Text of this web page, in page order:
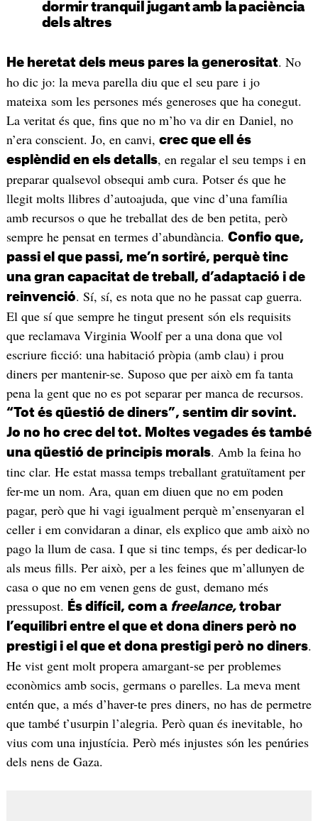
dormir tranquil jugant amb la paciència
dels altres
He heretat dels meus pares la generositat. No
ho dic jo: la meva parella diu que el seu pare i jo
mateixa som les persones més generoses que ha conegut.
La veritat és que, fins que no m’ho va dir en Daniel, no
n’era conscient. Jo, en canvi, crec que ell és
esplèndid en els detalls, en regalar el seu temps i en
preparar qualsevol obsequi amb cura. Potser és que he
llegit molts llibres d’autoajuda, que vinc d’una família
amb recursos o que he treballat des de ben petita, però
sempre he pensat en termes d’abundància. Confio que,
passi el que passi, me’n sortiré, perquè tinc
una gran capacitat de treball, d’adaptació i de
reinvenció. Sí, sí, es nota que no he passat cap guerra.
El que sí que sempre he tingut present són els requisits
que reclamava Virginia Woolf per a una dona que vol
escriure ficció: una habitació pròpia (amb clau) i prou
diners per mantenir-se. Suposo que per això em fa tanta
pena la gent que no es pot separar per manca de recursos.
“Tot és qüestió de diners”, sentim dir sovint.
Jo no ho crec del tot. Moltes vegades és també
una qüestió de principis morals. Amb la feina ho
tinc clar. He estat massa temps treballant gratuïtament per
fer-me un nom. Ara, quan em diuen que no em poden
pagar, però que hi vagi igualment perquè m’ensenyaran el
celler i em convidaran a dinar, els explico que amb això no
pago la llum de casa. I que si tinc temps, és per dedicar-lo
als meus fills. Per això, per a les feines que m’allunyen de
casa o que no em venen gens de gust, demano més
pressupost.
És difícil, com a freelance,trobar
l’equilibri entre el que et dona diners però no
prestigi i el que et dona prestigi però no diners.
He vist gent molt propera amargant-se per problemes
econòmics amb socis, germans o parelles. La meva ment
entén que, a més d’haver-te pres diners, no has de permetre
que també t’usurpin l’alegria. Però quan és inevitable, ho
vius com una injustícia. Però més injustes són les penúries
dels nens de Gaza.